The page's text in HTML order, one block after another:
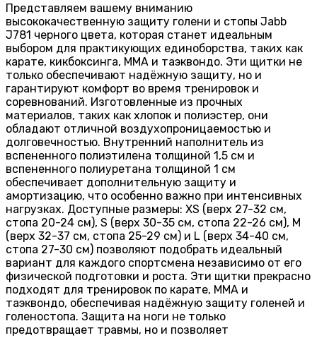
Представляем вашему вниманию
высококачественную защиту голени и стопы Jabb
J781 черного цвета, которая станет идеальным
выбором для практикующих единоборства, таких как
карате, кикбоксинга, ММА и таэквондо. Эти щитки не
только обеспечивают надёжную защиту, но и
гарантируют комфорт во время тренировок и
соревнований. Изготовленные из прочных
материалов, таких как хлопок и полиэстер, они
обладают отличной воздухопроницаемостью и
долговечностью. Внутренний наполнитель из
вспененного полиэтилена толщиной 1,5 см и
вспененного полиуретана толщиной 1 см
обеспечивает дополнительную защиту и
амортизацию, что особенно важно при интенсивных
нагрузках. Доступные размеры: XS (верх 27-32 см,
стопа 20-24 см), S (верх 30-35 см, стопа 22-26 см), M
(верх 32-37 см, стопа 25-29 см) и L (верх 34-40 см,
стопа 27-30 см) позволяют подобрать идеальный
вариант для каждого спортсмена независимо от его
физической подготовки и роста. Эти щитки прекрасно
подходят для тренировок по карате, ММА и
таэквондо, обеспечивая надёжную защиту голеней и
голеностопа. Защита на ноги не только
предотвращает травмы, но и позволяет